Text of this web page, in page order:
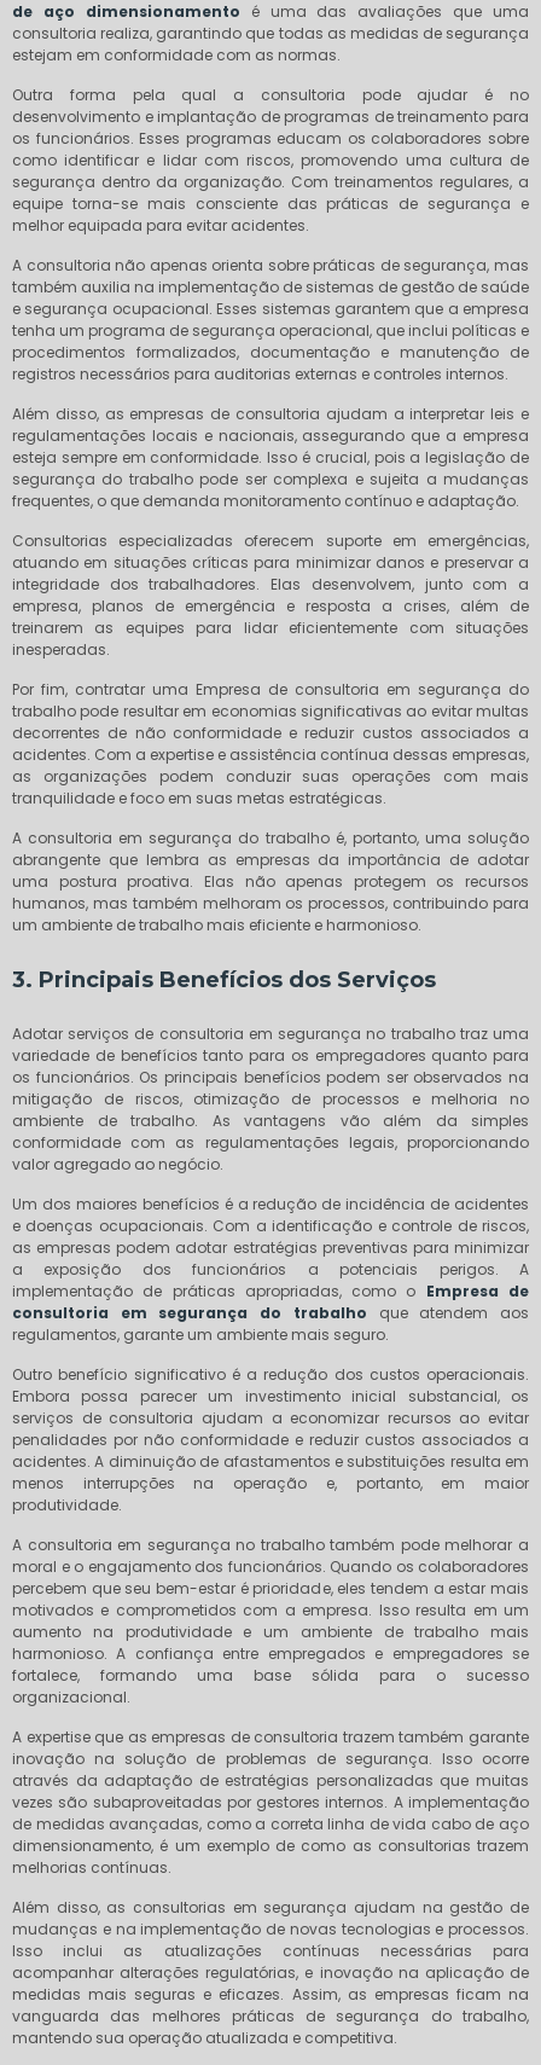
de aço dimensionamento é uma das avaliações que uma
consultoria realiza, garantindo que todas as medidas de segurança
estejam em conformidade com as normas.
Outra forma pela qual a consultoria pode ajudar é no
desenvolvimento e implantação de programas de treinamento para
os funcionários. Esses programas educam os colaboradores sobre
como identificar e lidar com riscos, promovendo uma cultura de
segurança dentro da organização. Com treinamentos regulares, a
equipe torna-se mais consciente das práticas de segurança e
melhor equipada para evitar acidentes.
A consultoria não apenas orienta sobre práticas de segurança, mas
também auxilia na implementação de sistemas de gestão de saúde
e segurança ocupacional. Esses sistemas garantem que a empresa
tenha um programa de segurança operacional, que inclui políticas e
procedimentos formalizados, documentação e manutenção de
registros necessários para auditorias externas e controles internos.
Além disso, as empresas de consultoria ajudam a interpretar leis e
regulamentações locais e nacionais, assegurando que a empresa
esteja sempre em conformidade. Isso é crucial, pois a legislação de
segurança do trabalho pode ser complexa e sujeita a mudanças
frequentes, o que demanda monitoramento contínuo e adaptação.
Consultorias especializadas oferecem suporte em emergências,
atuando em situações críticas para minimizar danos e preservar a
integridade dos trabalhadores. Elas desenvolvem, junto com a
empresa, planos de emergência e resposta a crises, além de
treinarem as equipes para lidar eficientemente com situações
inesperadas.
Por fim, contratar uma Empresa de consultoria em segurança do
trabalho pode resultar em economias significativas ao evitar multas
decorrentes de não conformidade e reduzir custos associados a
acidentes. Com a expertise e assistência contínua dessas empresas,
as organizações podem conduzir suas operações com mais
tranquilidade e foco em suas metas estratégicas.
A consultoria em segurança do trabalho é, portanto, uma solução
abrangente que lembra as empresas da importância de adotar
uma postura proativa. Elas não apenas protegem os recursos
humanos, mas também melhoram os processos, contribuindo para
um ambiente de trabalho mais eficiente e harmonioso.
3. Principais Benefícios dos Serviços
Adotar serviços de consultoria em segurança no trabalho traz uma
variedade de benefícios tanto para os empregadores quanto para
os funcionários. Os principais benefícios podem ser observados na
mitigação de riscos, otimização de processos e melhoria no
ambiente de trabalho. As vantagens vão além da simples
conformidade com as regulamentações legais, proporcionando
valor agregado ao negócio.
Um dos maiores benefícios é a redução de incidência de acidentes
e doenças ocupacionais. Com a identificação e controle de riscos,
as empresas podem adotar estratégias preventivas para minimizar
a exposição dos funcionários a potenciais perigos. A
implementação de práticas apropriadas, como o Empresa de
consultoria em segurança do trabalho que atendem aos
regulamentos, garante um ambiente mais seguro.
Outro benefício significativo é a redução dos custos operacionais.
Embora possa parecer um investimento inicial substancial, os
serviços de consultoria ajudam a economizar recursos ao evitar
penalidades por não conformidade e reduzir custos associados a
acidentes. A diminuição de afastamentos e substituições resulta em
menos interrupções na operação e, portanto, em maior
produtividade.
A consultoria em segurança no trabalho também pode melhorar a
moral e o engajamento dos funcionários. Quando os colaboradores
percebem que seu bem-estar é prioridade, eles tendem a estar mais
motivados e comprometidos com a empresa. Isso resulta em um
aumento na produtividade e um ambiente de trabalho mais
harmonioso. A confiança entre empregados e empregadores se
fortalece, formando uma base sólida para o sucesso
organizacional.
A expertise que as empresas de consultoria trazem também garante
inovação na solução de problemas de segurança. Isso ocorre
através da adaptação de estratégias personalizadas que muitas
vezes são subaproveitadas por gestores internos. A implementação
de medidas avançadas, como a correta linha de vida cabo de aço
dimensionamento, é um exemplo de como as consultorias trazem
melhorias contínuas.
Além disso, as consultorias em segurança ajudam na gestão de
mudanças e na implementação de novas tecnologias e processos.
Isso inclui as atualizações contínuas necessárias para
acompanhar alterações regulatórias, e inovação na aplicação de
medidas mais seguras e eficazes. Assim, as empresas ficam na
vanguarda das melhores práticas de segurança do trabalho,
mantendo sua operação atualizada e competitiva.